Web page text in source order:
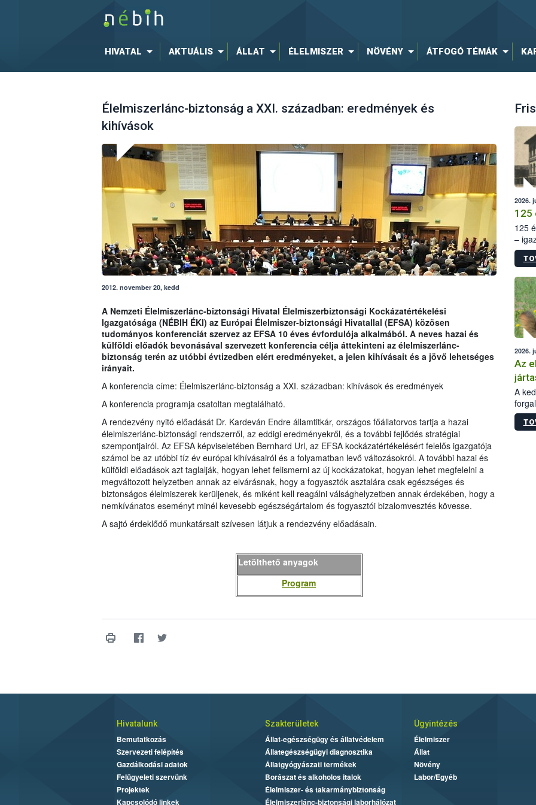
HIVATAL AKTUÁLIS ÁLLAT ÉLELMISZER NÖVÉNY ÁTFOGÓ TÉMÁK
Élelmiszerlánc-biztonság a XXI. században: eredmények és
kihívások
2012. november 20, kedd
A Nemzeti Élelmiszerlánc-biztonsági Hivatal Élelmiszerbiztonsági Kockázatértékelési
Igazgatósága (NÉBIH ÉKI) az Európai Élelmiszer-biztonsági Hivatallal (EFSA) közösen
tudományos konferenciát szervez az EFSA 10 éves évfordulója alkalmából. A neves hazai és
külföldi előadók bevonásával szervezett konferencia célja áttekinteni az élelmiszerlánc-
biztonság terén az utóbbi évtizedben elért eredményeket, a jelen kihívásait és a jövő lehetséges
irányait.
A konferencia címe: Élelmiszerlánc-biztonság a XXI. században: kihívások és eredmények
A konferencia programja csatoltan megtalálható.
A rendezvény nyitó előadását Dr. Kardeván Endre államtitkár, országos főállatorvos tartja a hazai
élelmiszerlánc-biztonsági rendszerről, az eddigi eredményekről, és a további fejlődés stratégiai
szempontjairól. Az EFSA képviseletében Bernhard Url, az EFSA kockázatértékelésért felelős igazgatója
számol be az utóbbi tíz év európai kihívásairól és a folyamatban levő változásokról. A további hazai és
külföldi előadások azt taglalják, hogyan lehet felismerni az új kockázatokat, hogyan lehet megfelelni a
megváltozott helyzetben annak az elvárásnak, hogy a fogyasztók asztalára csak egészséges és
biztonságos élelmiszerek kerüljenek, és miként kell reagálni válsághelyzetben annak érdekében, hogy a
nemkívánatos eseményt minél kevesebb egészségártalom és fogyasztói bizalomvesztés kövesse.
A sajtó érdeklődő munkatársait szívesen látjuk a rendezvény előadásain.
Letölthető anyagok
Program
2026.
125
125
–
15.
2026.
Az
A
Hivatalunk
Bemutatkozás
Szervezeti felépítés
Gazdálkodási adatok
Felügyeleti szervünk
Projektek
Kapcsolódó linkek
Szakterületek
Állat-egészségügy és állatvédelem
Állategészségügyi diagnosztika
Állatgyógyászati termékek
Borászat és alkoholos italok
Élelmiszer- és takarmánybiztonság
Élelmiszerlánc-biztonsági laborhálózat
Ügyintézés
Élelmiszer
Állat
Növény
Labor/Egyéb